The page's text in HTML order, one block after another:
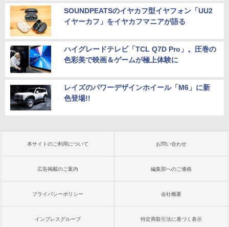
SOUNDPEATSのイヤカフ型イヤフォン「UU2
イヤーカフ」をイヤカフマニアが語る
ハイグレードテレビ「TCL Q7D Pro」。圧巻の
色彩美で映画＆ゲームが極上体験に
レイズのパワーデザインホイール「M6」に新
色登場!!
本サイトのご利用について お問い合わせ
広告掲載のご案内 編集部へのご連絡
プライバシーポリシー 会社概要
インプレスグループ 特定商取引法に基づく表示